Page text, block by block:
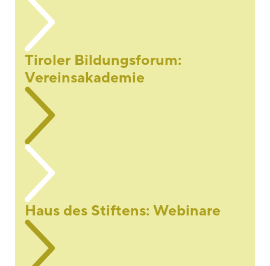
Tiroler Bildungsforum:
Vereinsakademie
Haus des Stiftens: Webinare